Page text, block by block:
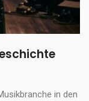
in den